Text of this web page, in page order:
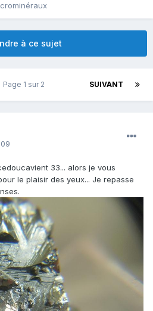
à ce sujet
SUIVANT
Page 1 sur 2
33... alors je vous
le plaisir des yeux... Je repasse